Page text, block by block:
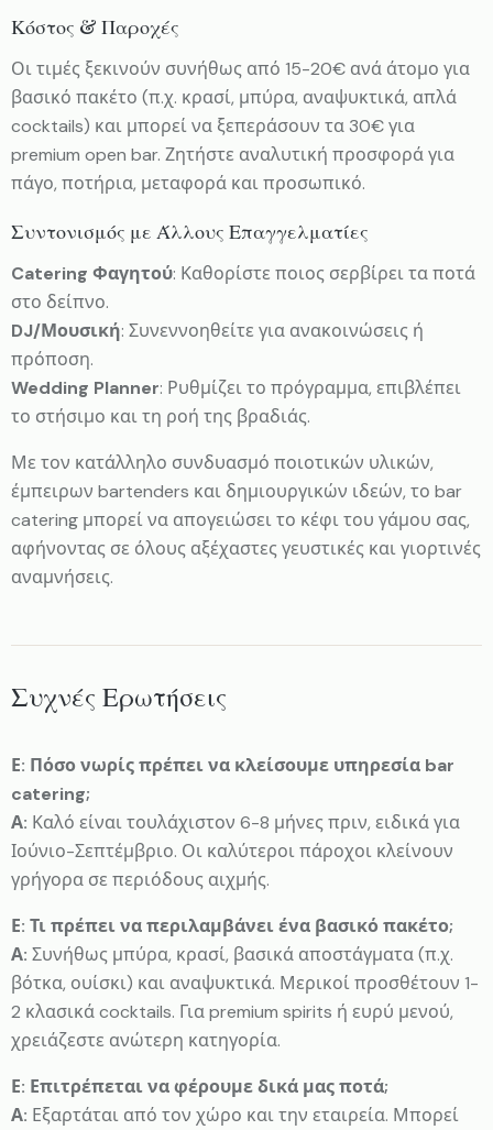
Κόστος & Παροχές
Οι τιμές ξεκινούν συνήθως από 15-20€ ανά άτομο για
βασικό πακέτο (π.χ. κρασί, μπύρα, αναψυκτικά, απλά
cocktails) και μπορεί να ξεπεράσουν τα 30€ για
premium open bar. Ζητήστε αναλυτική προσφορά για
πάγο, ποτήρια, μεταφορά και προσωπικό.
Συντονισμός με Άλλους Επαγγελματίες
Catering Φαγητού: Καθορίστε ποιος σερβίρει τα ποτά
στο δείπνο.
DJ/Μουσική: Συνεννοηθείτε για ανακοινώσεις ή
πρόποση.
Wedding Planner: Ρυθμίζει το πρόγραμμα, επιβλέπει
το στήσιμο και τη ροή της βραδιάς.
Με τον κατάλληλο συνδυασμό ποιοτικών υλικών,
έμπειρων bartenders και δημιουργικών ιδεών, το bar
catering μπορεί να απογειώσει το κέφι του γάμου σας,
αφήνοντας σε όλους αξέχαστες γευστικές και γιορτινές
αναμνήσεις.
Συχνές Ερωτήσεις
Ε: Πόσο νωρίς πρέπει να κλείσουμε υπηρεσία bar
catering;
Α: Καλό είναι τουλάχιστον 6-8 μήνες πριν, ειδικά για
Ιούνιο-Σεπτέμβριο. Οι καλύτεροι πάροχοι κλείνουν
γρήγορα σε περιόδους αιχμής.
Ε: Τι πρέπει να περιλαμβάνει ένα βασικό πακέτο;
Α: Συνήθως μπύρα, κρασί, βασικά αποστάγματα (π.χ.
βότκα, ουίσκι) και αναψυκτικά. Μερικοί προσθέτουν 1-
2 κλασικά cocktails. Για premium spirits ή ευρύ μενού,
χρειάζεστε ανώτερη κατηγορία.
Ε: Επιτρέπεται να φέρουμε δικά μας ποτά;
Α: Εξαρτάται από τον χώρο και την εταιρεία. Μπορεί